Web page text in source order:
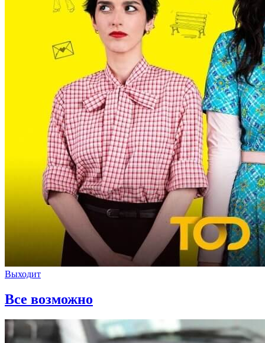
Выходит
Все возможно